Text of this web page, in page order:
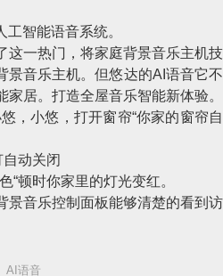
智能语音系统。
这一热门，将家庭背景音乐主机技
景音乐主机。但悠达的AI语音它不
居。打造全屋音乐智能新体验。
，小悠，打开窗帘“你家的窗帘自
自动关闭
“顿时你家里的灯光变红。
景音乐控制面板能够清楚的看到访
AI语音